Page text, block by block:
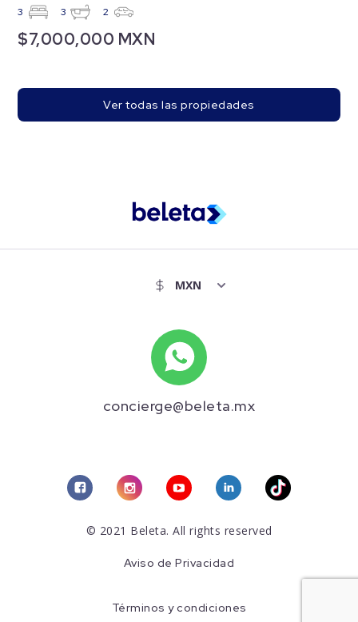
3 3 2
$7,000,000 MXN
Ver todas las propiedades
concierge@beleta.mx
© 2021 Beleta. All rights reserved
Aviso de Privacidad
Términos y condiciones